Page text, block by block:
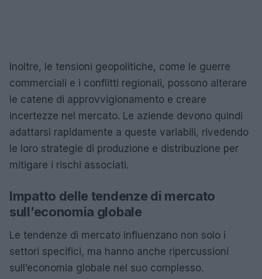
Inoltre, le tensioni geopolitiche, come le guerre
commerciali e i conflitti regionali, possono alterare
le catene di approvvigionamento e creare
incertezze nel mercato. Le aziende devono quindi
adattarsi rapidamente a queste variabili, rivedendo
le loro strategie di produzione e distribuzione per
mitigare i rischi associati.
Impatto delle tendenze di mercato
sull’economia globale
Le tendenze di mercato influenzano non solo i
settori specifici, ma hanno anche ripercussioni
sull’economia globale nel suo complesso.